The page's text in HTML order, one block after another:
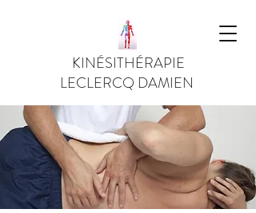
KINÉSITHÉRAPIE
LECLERCQ DAMIEN